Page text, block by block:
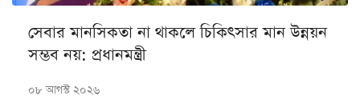
সেবার মানসিকতা না থাকলে চিকিৎসার মান উন্নয়ন
সম্ভব নয়: প্রধানমন্ত্রী
০৮ আগস্ট ২০২৬